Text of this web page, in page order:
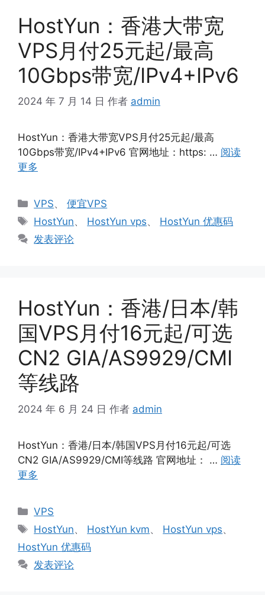
HostYun：香港大带宽
VPS月付25元起/最高
10Gbps带宽/IPv4+IPv6
2024 年 7 月 14 日 作者 admin
HostYun：香港大带宽VPS月付25元起/最高
10Gbps带宽/IPv4+IPv6 官网地址：https: … 阅读
更多
分
类
VPS、便宜VPS
标
签
HostYun、 HostYun vps、 HostYun 优惠码
发表评论
HostYun：香港/日本/韩
国VPS月付16元起/可选
CN2 GIA/AS9929/CMI
等线路
2024 年 6 月 24 日 作者 admin
HostYun：香港/日本/韩国VPS月付16元起/可选
CN2 GIA/AS9929/CMI等线路 官网地址： … 阅读
更多
分
类
VPS
标
签
HostYun、 HostYun kvm、 HostYun vps、
HostYun 优惠码
发表评论